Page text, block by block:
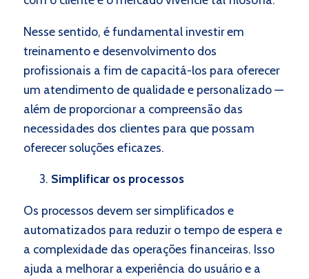
Nesse sentido, é fundamental investir em
treinamento e desenvolvimento dos
profissionais a fim de capacitá-los para oferecer
um atendimento de qualidade e personalizado —
além de proporcionar a compreensão das
necessidades dos clientes para que possam
oferecer soluções eficazes.
Simplificar os processos
Os processos devem ser simplificados e
automatizados para reduzir o tempo de espera e
a complexidade das operações financeiras. Isso
ajuda a melhorar a experiência do usuário e a